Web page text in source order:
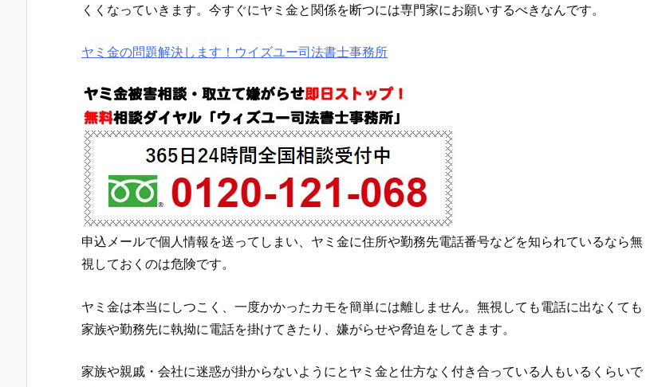
くくなっていきます。今すぐにヤミ金と関係を断つには専門家にお願いするべきなんです。
ヤミ金の問題解決します！ウイズユー司法書士事務所
申込メールで個人情報を送ってしまい、ヤミ金に住所や勤務先電話番号などを知られているなら無
視しておくのは危険です。
ヤミ金は本当にしつこく、一度かかったカモを簡単には離しません。無視しても電話に出なくても
家族や勤務先に執拗に電話を掛けてきたり、嫌がらせや脅迫をしてきます。
家族や親戚・会社に迷惑が掛からないようにとヤミ金と仕方なく付き合っている人もいるくらいで